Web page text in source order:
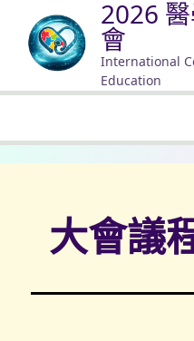
2026
會
International
Education
大會議